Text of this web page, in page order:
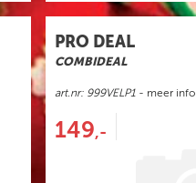
PRO DEAL
COMBIDEAL
art.nr: 999VELP1- meer info
149,-